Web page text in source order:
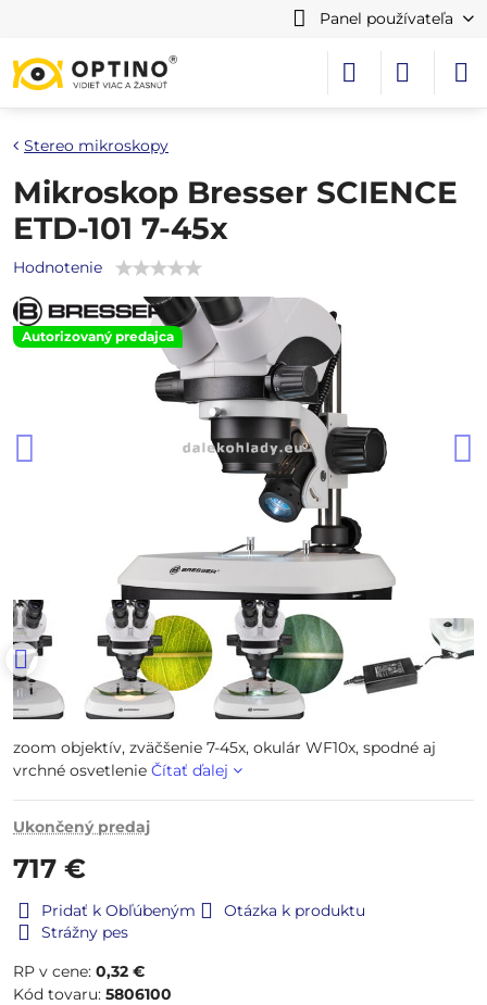
Panel používateľa
Autorizovaný predajca
Stereo mikroskopy
Mikroskop Bresser SCIENCE
ETD-101 7-45x
Hodnotenie
zoom objektív, zväčšenie 7-45x, okulár WF10x, spodné aj
vrchné osvetlenie Čítať ďalej
Ukončený predaj
717 €
Pridať k Obľúbeným
Otázka k produktu
Strážny pes
RP v cene: 0,32 €
Kód tovaru: 5806100